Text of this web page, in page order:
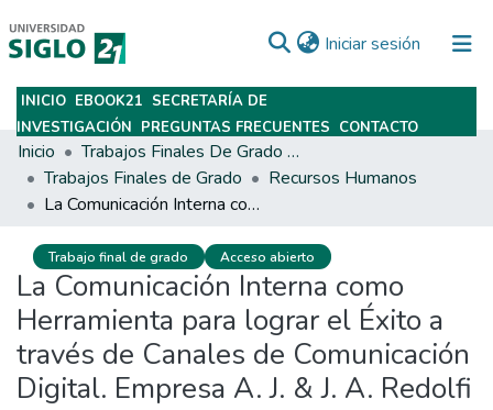
Iniciar sesión (current)
Subir
INICIO EBOOK21 SECRETARÍA DE
INVESTIGACIÓN PREGUNTAS FRECUENTES CONTACTO
Inicio
Trabajos Finales De Grado Y Posgrado
Trabajos Finales de Grado
Recursos Humanos
La Comunicación Interna como Herramienta para lograr el Éxito a través de Canales de Comunicación Digital. Empresa A. J. & J. A. Redolfi
Trabajo final de grado Acceso abierto
La Comunicación Interna como
Herramienta para lograr el Éxito a
través de Canales de Comunicación
Digital. Empresa A. J. & J. A. Redolfi